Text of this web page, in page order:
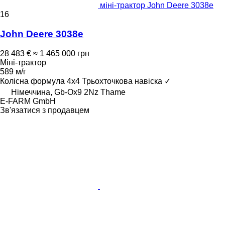
міні-трактор John Deere 3038e
16
John Deere 3038e
28 483 € ≈ 1 465 000 грн
Міні-трактор
589 м/г
Колісна формула 4x4 Трьохточкова навіска ✓
Німеччина, Gb-Ox9 2Nz Thame
E-FARM GmbH
Зв'язатися з продавцем